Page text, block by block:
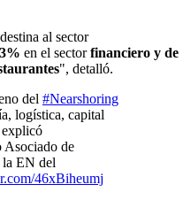
al sector
en el sectorfinanciero y de
", detalló.
del #Nearshoring
logística, capital
explicó
Asociado de
EN del
46xBiheumj